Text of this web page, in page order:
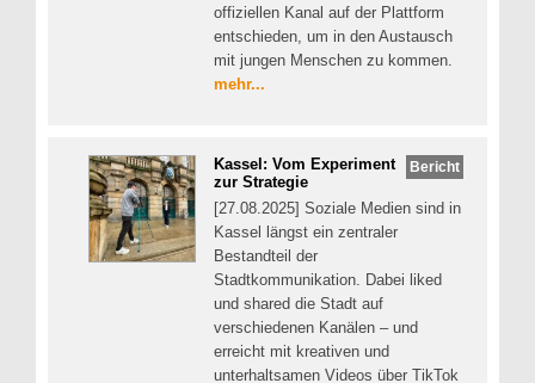
offiziellen Kanal auf der Plattform
entschieden, um in den Austausch
mit jungen Menschen zu kommen.
mehr...
Bericht
Kassel: Vom Experiment
zur Strategie
[27.08.2025] Soziale Medien sind in
Kassel längst ein zentraler
Bestandteil der
Stadtkommunikation. Dabei liked
und shared die Stadt auf
verschiedenen Kanälen – und
erreicht mit kreativen und
unterhaltsamen Videos über TikTok